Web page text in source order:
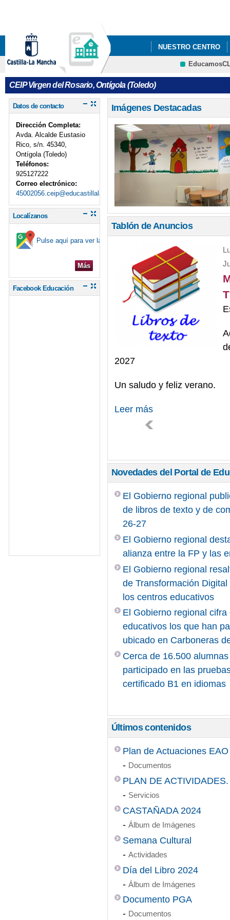
NUESTRO CENTRO
INFÓRMATE
CEIP Virgen del Rosario, Ontígola (Toledo)
Datos de contacto
Dirección Completa:
Avda. Alcalde Eustasio
Rico, s/n. 45340,
Ontígola (Toledo)
Teléfonos:
925127222
Correo electrónico:
45002056.ceip@educastillalamancha.es
Localízanos
Pulse aquí para ver la ubicación en el mapa
Más
Facebook Educación
Imágenes Destacadas
Tablón de Anuncios
2027
Un saludo y feliz verano.
Leer más
Novedades del Portal de
El Gobierno regional
de libros de texto y de
26-27
El Gobierno regional
alianza entre la FP y las
El Gobierno regional
de Transformación
los centros educativos
El Gobierno regional
educativos los que han
ubicado en Carboneras
Cerca de 16.500
participado en las
certificado B1 en idiomas
Últimos contenidos
Plan de Actuaciones EAO
- Documentos
PLAN DE
- Servicios
CASTAÑADA 2024
- Álbum de Imágenes
Semana Cultural
- Actividades
Día del Libro 2024
- Álbum de Imágenes
Documento PGA
- Documentos